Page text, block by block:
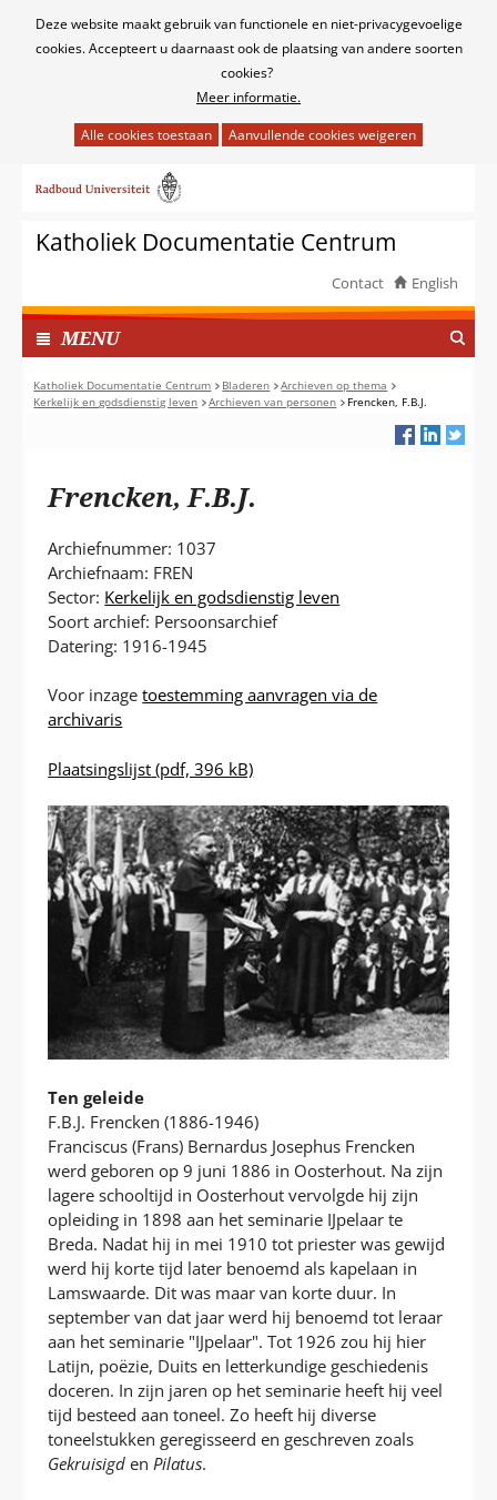
Cookies
Deze website maakt gebruik van functionele en niet-privacygevoelige
cookies. Accepteert u daarnaast ook de plaatsing van andere soorten
cookies?
Meer informatie.
het
van
cookies
deze
website
worden
toegestaan
of
naar
inhoudKatholiek Documentatie Centrum
Contact English
MENUI
N
G
E
P
Katholiek Documentatie Centrum Bladeren
Archieven op thema
Kerkelijk en godsdienstig leven
Archieven van personen Frencken, F.B.J.
Frencken, F.B.J.
Archiefnummer: 1037
Archiefnaam: FREN
Sector: Kerkelijk en godsdienstig leven
Soort archief: Persoonsarchief
Datering: 1916-1945
Voor inzagetoestemming aanvragen via de
archivaris
Plaatsingslijst (pdf, 396 kB)
Ten geleide
F.B.J. Frencken (1886-1946)
Franciscus (Frans) Bernardus Josephus Frencken
werd geboren op 9 juni 1886 in Oosterhout. Na zijn
lagere schooltijd in Oosterhout vervolgde hij zijn
opleiding in 1898 aan het seminarie IJpelaar te
Breda. Nadat hij in mei 1910 tot priester was gewijd
werd hij korte tijd later benoemd als kapelaan in
Lamswaarde. Dit was maar van korte duur. In
september van dat jaar werd hij benoemd tot leraar
aan het seminarie "IJpelaar". Tot 1926 zou hij hier
Latijn, poëzie, Duits en letterkundige geschiedenis
doceren. In zijn jaren op het seminarie heeft hij veel
tijd besteed aan toneel. Zo heeft hij diverse
toneelstukken geregisseerd en geschreven zoals
Gekruisigd en Pilatus.